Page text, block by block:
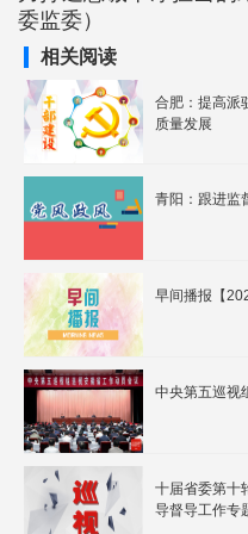
委监委）
相关阅读
合肥：提高派
质量发展
青阳：跟进
早间播报【
中央第五巡视
十届省委第十
导督导工作专